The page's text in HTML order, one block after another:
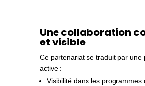
Une collaboration
et visible
Ce partenariat se traduit par une
active :
Visibilité dans les programmes